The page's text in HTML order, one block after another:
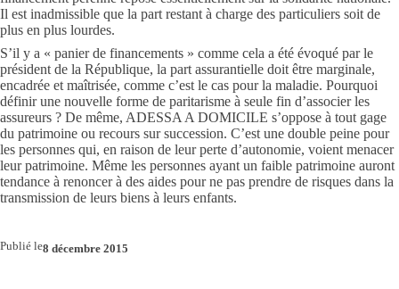
Il est inadmissible que la part restant à charge des particuliers soit de
plus en plus lourdes.
S’il y a « panier de financements » comme cela a été évoqué par le
président de la République, la part assurantielle doit être marginale,
encadrée et maîtrisée, comme c’est le cas pour la maladie. Pourquoi
définir une nouvelle forme de paritarisme à seule fin d’associer les
assureurs ? De même, ADESSA A DOMICILE s’oppose à tout gage
du patrimoine ou recours sur succession. C’est une double peine pour
les personnes qui, en raison de leur perte d’autonomie, voient menacer
leur patrimoine. Même les personnes ayant un faible patrimoine auront
tendance à renoncer à des aides pour ne pas prendre de risques dans la
transmission de leurs biens à leurs enfants.
Publié le8 décembre 2015